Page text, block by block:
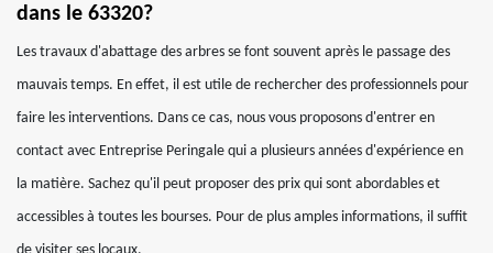
dans le 63320?
Les travaux d'abattage des arbres se font souvent après le passage des
mauvais temps. En effet, il est utile de rechercher des professionnels pour
faire les interventions. Dans ce cas, nous vous proposons d'entrer en
contact avec Entreprise Peringale qui a plusieurs années d'expérience en
la matière. Sachez qu'il peut proposer des prix qui sont abordables et
accessibles à toutes les bourses. Pour de plus amples informations, il suffit